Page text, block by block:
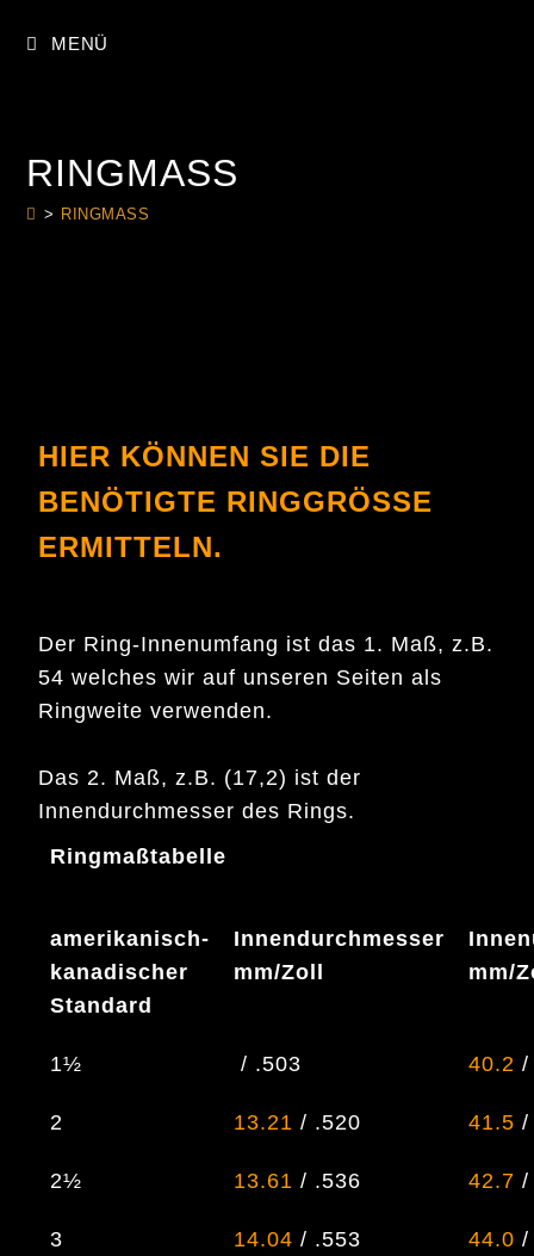
MENÜ
RINGMASS
> RINGMASS
HIER KÖNNEN SIE DIE
BENÖTIGTE RINGGRÖSSE E
RMITTELN.
Der Ring-Innenumfang ist das 1. Maß, z.B.
54 welches wir auf unseren Seiten als
Ringweite verwenden.
Das 2. Maß, z.B. (17,2) ist der
Innendurchmesser des Rings.
Ringmaßtabelle
amerikanisch-
kanadischer
Standard
Innendurchmesser
mm/Zoll
mm/
1½ / .503 40.2 /
2 13.21 / .520 41.5 /
2½ 13.61 / .536 42.7 /
3 14.04 / .553 44.0 /